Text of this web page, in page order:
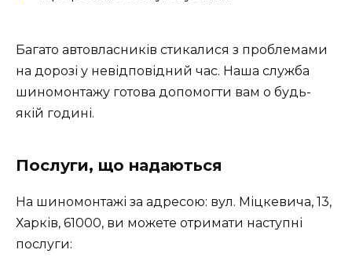
Багато автовласників стикалися з проблемами
на дорозі у невідповідний час. Наша служба
шиномонтажу готова допомогти вам о будь-
якій годині.
Послуги, що надаються
На шиномонтажі за адресою: вул. Міцкевича, 13,
Харків, 61000, ви можете отримати наступні
послуги: